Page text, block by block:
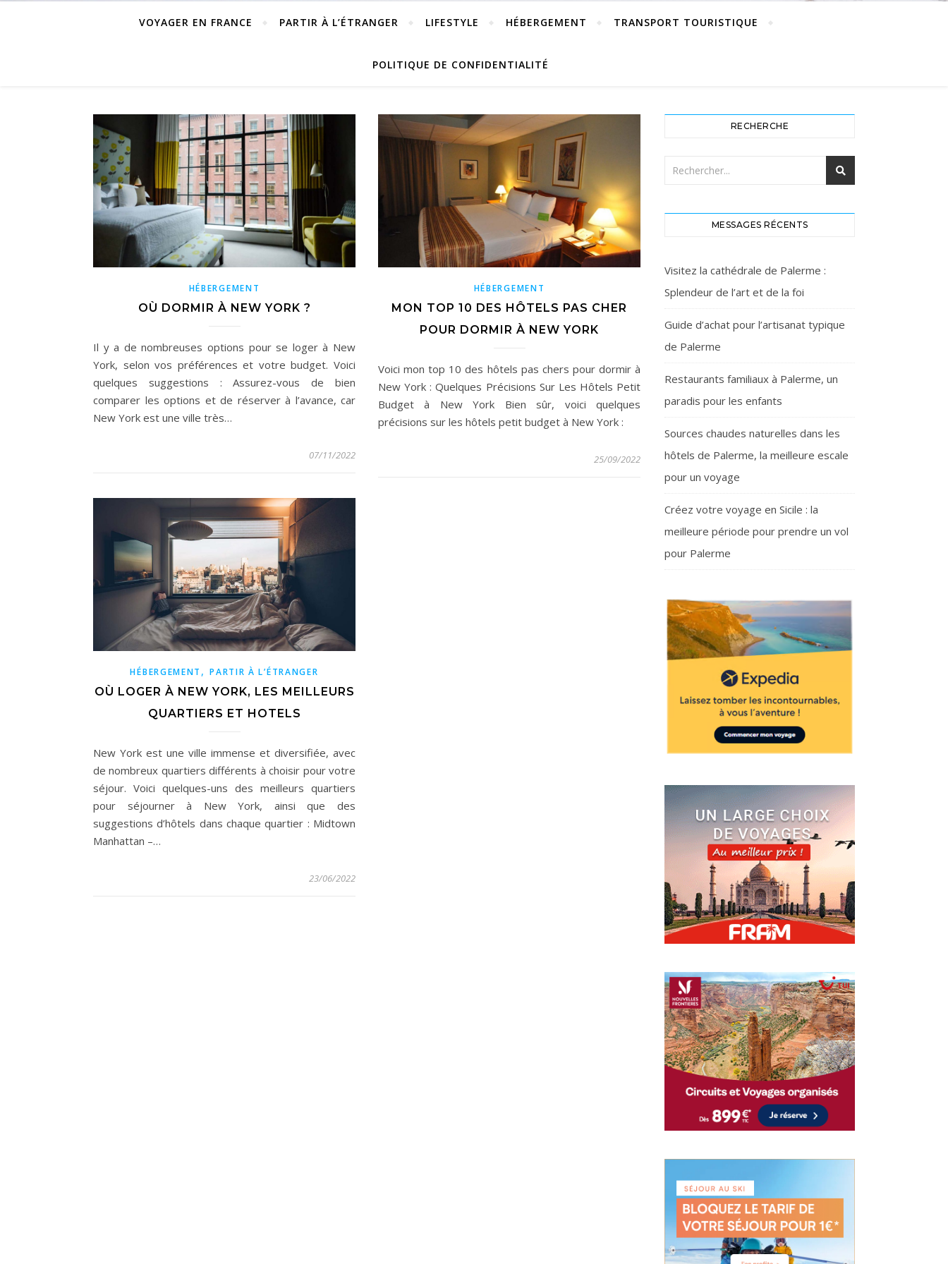
VOYAGER EN FRANCE PARTIR À L’ÉTRANGER LIFESTYLE HÉBERGEMENT TRANSPORT TOURISTIQUE
POLITIQUE DE CONFIDENTIALITÉ
HÉBERGEMENT
OÙ DORMIR À NEW YORK ?
Il y a de nombreuses options pour se loger à New
York, selon vos préférences et votre budget. Voici
quelques suggestions : Assurez-vous de bien
comparer les options et de réserver à l’avance, car
New York est une ville très…
07/11/2022
HÉBERGEMENT
MON TOP 10 DES HÔTELS PAS CHER
POUR DORMIR À NEW YORK
Voici mon top 10 des hôtels pas chers pour dormir à
New York : Quelques Précisions Sur Les Hôtels Petit
Budget à New York Bien sûr, voici quelques
précisions sur les hôtels petit budget à New York :
25/09/2022
HÉBERGEMENT ,PARTIR À L’ÉTRANGER
OÙ LOGER À NEW YORK, LES MEILLEURS
QUARTIERS ET HOTELS
New York est une ville immense et diversifiée, avec
de nombreux quartiers différents à choisir pour votre
séjour. Voici quelques-uns des meilleurs quartiers
pour séjourner à New York, ainsi que des
suggestions d’hôtels dans chaque quartier : Midtown
Manhattan –…
23/06/2022
RECHERCHE
MESSAGES RÉCENTS
Visitez la cathédrale de Palerme :
Splendeur de l’art et de la foi
Guide d’achat pour l’artisanat typique
de Palerme
Restaurants familiaux à Palerme, un
paradis pour les enfants
Sources chaudes naturelles dans les
hôtels de Palerme, la meilleure escale
pour un voyage
Créez votre voyage en Sicile : la
meilleure période pour prendre un vol
pour Palerme